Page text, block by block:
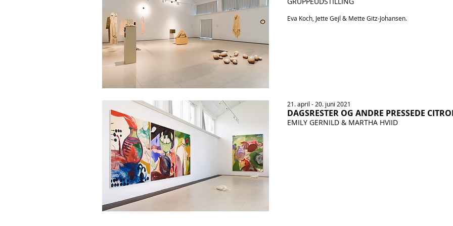
Eva Koch, Jette Gejl & Mette Gitz-Johansen.
21. april - 20. juni 2021
DAGSRESTER OG ANDRE PRESSEDE
EMILY GERNILD & MARTHA HVIID